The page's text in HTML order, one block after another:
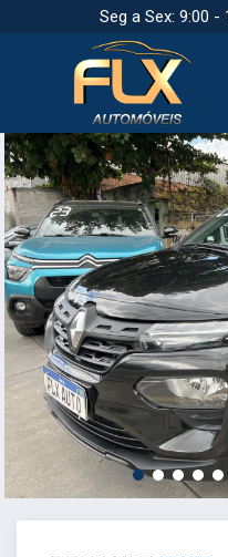
Seg a Sex: 9:00 -